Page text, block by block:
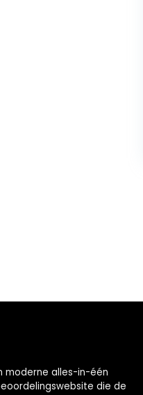
moderne alles-in-één
die de